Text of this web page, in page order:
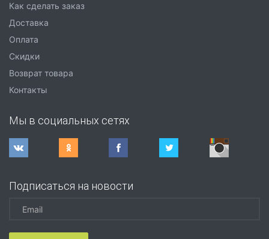
Как сделать заказ
Доставка
Оплата
Скидки
Возврат товара
Контакты
Мы в социальных сетях
Подписаться на новости